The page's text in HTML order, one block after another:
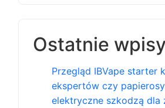
Ostatnie wpisy
Przegląd IBVape starter
ekspertów czy papierosy
elektryczne szkodzą dla